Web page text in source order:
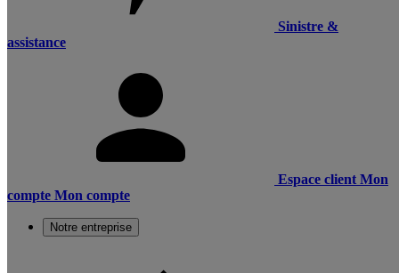
Sinistre &
assistance
Espace client Mon
compte Mon compte
Notre entreprise